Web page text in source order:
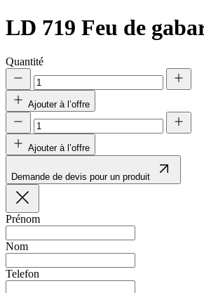
LD 719 Feu de
Quantité
Ajouter à l’offre
Ajouter à l’offre
Demande de devis pour un produit
Prénom
Nom
Telefon